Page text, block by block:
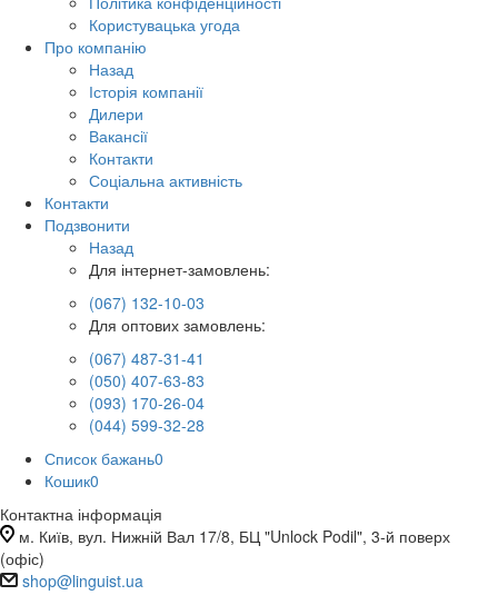
Користувацька угода
Про компанію
Назад
Історія компанії
Дилери
Вакансії
Контакти
Соціальна активність
Контакти
Подзвонити
Назад
Для інтернет-замовлень:
(067) 132-10-03
Для оптових замовлень:
(067) 487-31-41
(050) 407-63-83
(093) 170-26-04
(044) 599-32-28
Список бажань0
Кошик0
Контактна інформація
м. Київ, вул. Нижній Вал 17/8, БЦ "Unlock Podil", 3-й поверх
(офіс)
shop@linguist.ua